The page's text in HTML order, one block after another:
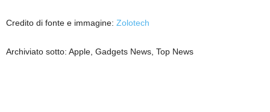
Credito di fonte e immagine: Zolotech
Archiviato sotto: Apple, Gadgets News, Top News